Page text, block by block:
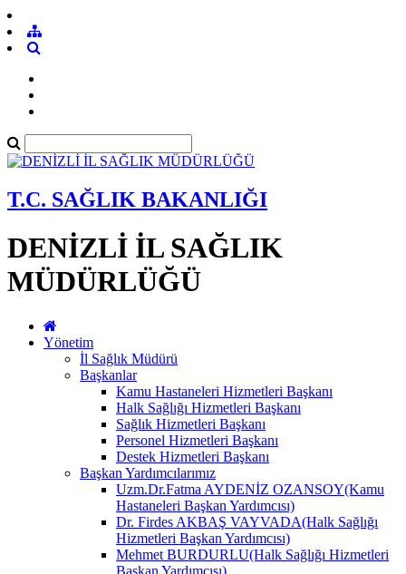
T.C. SAĞLIK BAKANLIĞI
DENİZLİ İL SAĞLIK
MÜDÜRLÜĞÜ
Yönetim
İl Sağlık Müdürü
Başkanlar
Kamu Hastaneleri Hizmetleri Başkanı
Halk Sağlığı Hizmetleri Başkanı
Sağlık Hizmetleri Başkanı
Personel Hizmetleri Başkanı
Destek Hizmetleri Başkanı
Başkan Yardımcılarımız
Uzm.Dr.Fatma AYDENİZ OZANSOY(Kamu
Hastaneleri Başkan Yardımcısı)
Dr. Firdes AKBAŞ VAYVADA(Halk Sağlığı
Hizmetleri Başkan Yardımcısı)
Mehmet BURDURLU(Halk Sağlığı Hizmetleri
Başkan Yardımcısı)